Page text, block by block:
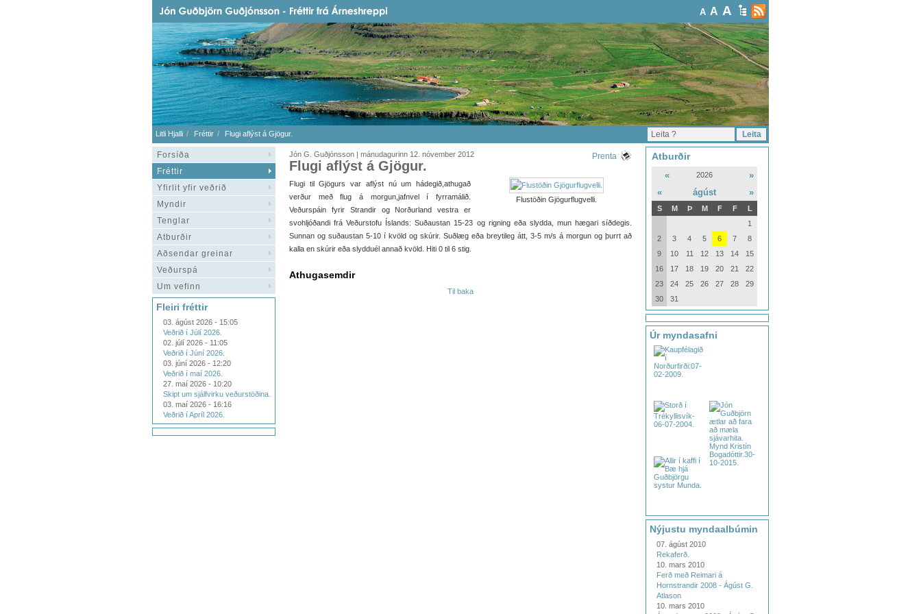
A A A
Litli Hjalli Fréttir Flugi aflýst á Gjögur.
Forsíða
Fréttir
Yfirlit yfir veðrið
Myndir
Tenglar
Atburðir
Aðsendar greinar
Veðurspá
Um vefinn
Fleiri fréttir
03. ágúst 2026 - 15:05
Veðrið í Júlí 2026.
02. júlí 2026 - 11:05
Veðrið í Júní 2026.
03. júní 2026 - 12:20
Veðrið í maí 2026.
27. maí 2026 - 10:20
Skipt um sjálfvirku veðurstöðina.
03. maí 2026 - 16:16
Veðrið í Apríl 2026.
Jón G. Guðjónsson | mánudagurinn 12. nóvember 2012 Prenta
Flugi aflýst á Gjögur.
Flustöðin Gjögurflugvelli.
Flugi til Gjögurs var aflýst nú um hádegið,athugað
verður með flug á morgun,jafnvel í fyrramálið.
Veðurspáin fyrir Strandir og Norðurland vestra er
svohljóðandi frá Veðurstofu Íslands: Suðaustan 15-23 og rigning eða slydda, mun hægari síðdegis.
Sunnan og suðaustan 5-10 í kvöld og skúrir. Suðlæg eða breytileg átt, 3-5 m/s á morgun og þurrt að
kalla en skúrir eða slydduél annað kvöld. Hiti 0 til 6 stig.
Athugasemdir
Til baka
Atburðir
« 2026
»
«
ágúst »
S M Þ M F F
L
1
2
3 4 5 6 7
8
9
10 11 12 13 14
15
16
17 18 19 20 21
22
23
24 25 26 27 28
29
30
31
Úr myndasafni
Nýjustu myndaalbúmin
07. ágúst 2010
Rekaferð.
10. mars 2010
Ferð með Reimari á
Hornstrandir 2008 - Ágúst G.
Atlason
10. mars 2010